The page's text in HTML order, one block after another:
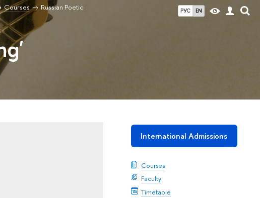
РУС EN
Courses
Russian Poetic
International Admissions
Courses
Faculty
Timetable